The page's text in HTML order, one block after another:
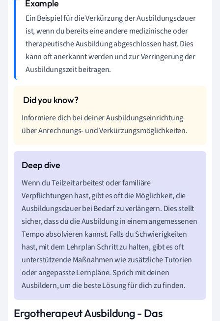
Ein Beispiel für die Verkürzung der Ausbildungsdauer
ist, wenn du bereits eine andere medizinische oder
therapeutische Ausbildung abgeschlossen hast. Dies
kann oft anerkannt werden und zur Verringerung der
Ausbildungszeit beitragen.
Informiere dich bei deiner Ausbildungseinrichtung
über Anrechnungs- und Verkürzungsmöglichkeiten.
Wenn du Teilzeit arbeitest oder familiäre
Verpflichtungen hast, gibt es oft die Möglichkeit, die
Ausbildungsdauer bei Bedarf zu verlängern. Dies stellt
sicher, dass du die Ausbildung in einem angemessenen
Tempo absolvieren kannst. Falls du Schwierigkeiten
hast, mit dem Lehrplan Schritt zu halten, gibt es oft
unterstützende Maßnahmen wie zusätzliche Tutorien
oder angepasste Lernpläne. Sprich mit deinen
Ausbildern, um die beste Lösung für dich zu finden.
Ergotherapeut Ausbildung - Das